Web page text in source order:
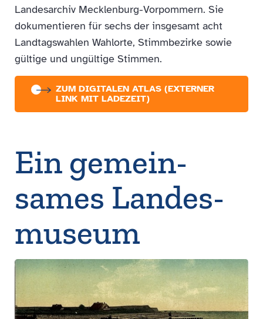
Landesarchiv Mecklenburg-Vorpommern. Sie
dokumentieren für sechs der insgesamt acht
Landtagswahlen Wahlorte, Stimmbezirke sowie
gültige und ungültige Stimmen.
ZUM DIGITALEN ATLAS (EXTERNER
LINK MIT LADEZEIT)
Ein gemein­
sames Landes­
museum